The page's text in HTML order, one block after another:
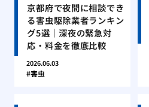
京都府で夜間に相談でき
る害虫駆除業者ランキン
グ5選｜深夜の緊急対
応・料金を徹底比較
2026.06.03
害虫